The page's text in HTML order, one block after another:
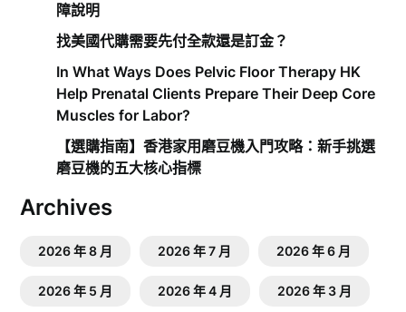
障說明
找美國代購需要先付全款還是訂金？
In What Ways Does Pelvic Floor Therapy HK
Help Prenatal Clients Prepare Their Deep Core
Muscles for Labor?
【選購指南】香港家用磨豆機入門攻略：新手挑選
磨豆機的五大核心指標
Archives
2026 年 8 月 2026 年 7 月 2026 年 6 月
2026 年 5 月 2026 年 4 月 2026 年 3 月